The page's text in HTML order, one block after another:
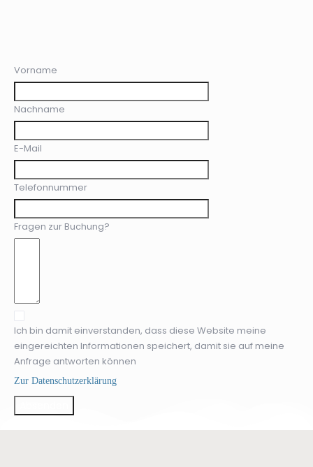
Vorname
Nachname
E-Mail
Telefonnummer
Fragen zur Buchung?
Ich bin damit einverstanden, dass diese Website meine
eingereichten Informationen speichert, damit sie auf meine
Anfrage antworten können
Zur Datenschutzerklärung